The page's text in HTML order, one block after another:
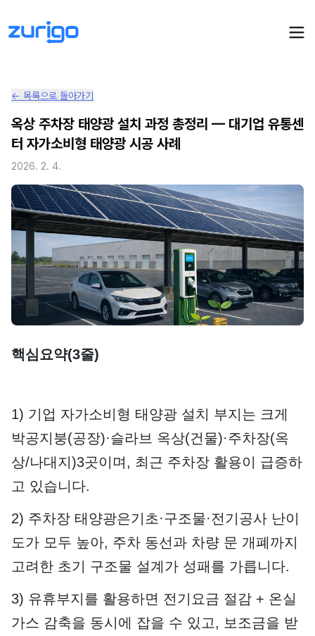
PPA 계약
수요기업 PPA 계산
발전소 PPA 계산
PPA 매칭 LIVE
PPA 관리
PPA 모니터링
PPA 파트너스
전기요금 시뮬레이션
PPA 매뉴얼
PPA FAQ
AI 컨설턴트 UPDATED
PPA 플레이
인사이트
성공사례
에너지브리핑
단가
회사소개
← 목록으로 돌아가기
옥상 주차장 태양광 설치 과정 총정리 — 대기업 유통센
터 자가소비형 태양광 시공 사례
2026. 2. 4.
핵심요약(3줄)
1) 기업 자가소비형 태양광 설치 부지는 크게
박공지붕(공장)·슬라브 옥상(건물)·주차장(옥
상/나대지)3곳이며, 최근 주차장 활용이 급증하
고 있습니다.
2) 주차장 태양광은기초·구조물·전기공사 난이
도가 모두 높아, 주차 동선과 차량 문 개폐까지
고려한 초기 구조물 설계가 성패를 가릅니다.
3) 유휴부지를 활용하면 전기요금 절감 + 온실
가스 감축을 동시에 잡을 수 있고, 보조금을 받